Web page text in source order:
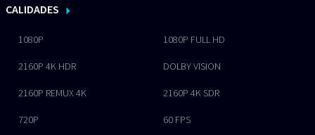
CALIDADES
1080P 1080P FULL HD
2160P 4K HDR DOLBY VISION
2160P REMUX 4K 2160P 4K SDR
720P 60 FPS